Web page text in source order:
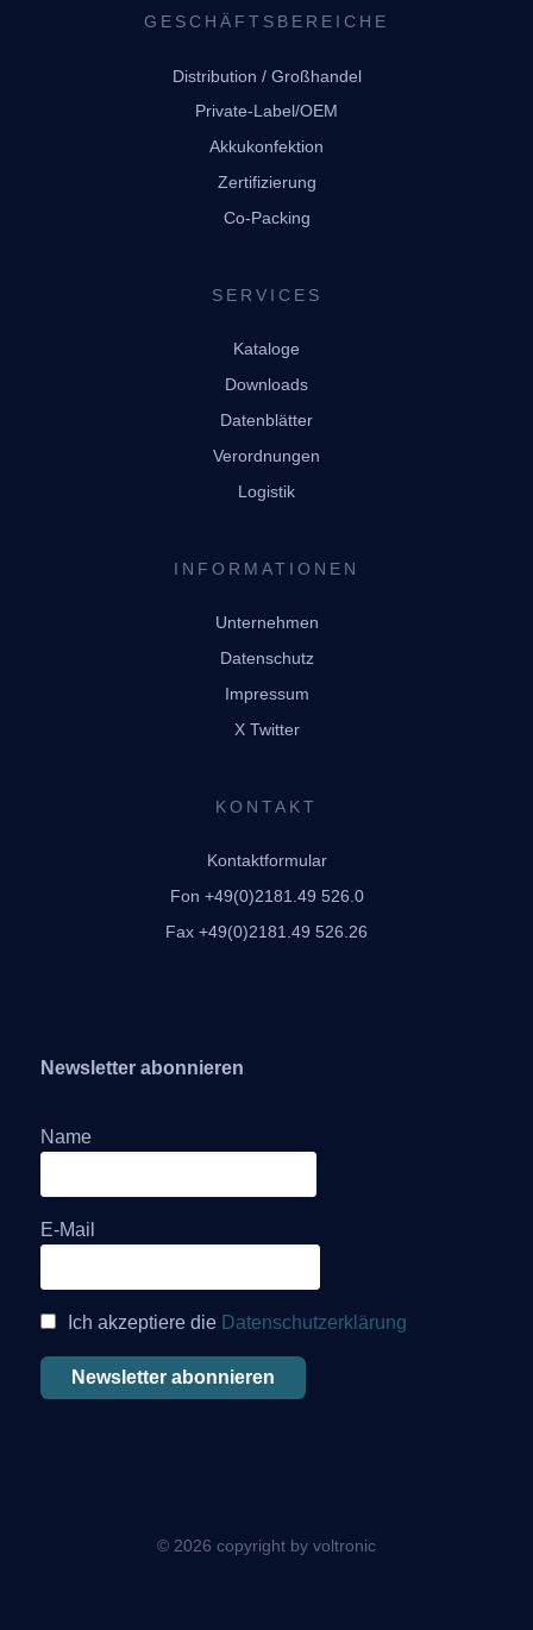
GESCHÄFTSBEREICHE
Distribution / Großhandel
Private-Label/OEM
Akkukonfektion
Zertifizierung
Co-Packing
SERVICES
Kataloge
Downloads
Datenblätter
Verordnungen
Logistik
INFORMATIONEN
Unternehmen
Datenschutz
Impressum
X Twitter
KONTAKT
Kontaktformular
Fon +49(0)2181.49 526.0
Fax +49(0)2181.49 526.26
Newsletter abonnieren
Name
E-Mail
Ich akzeptiere die Datenschutzerklärung
© 2026 copyright by voltronic